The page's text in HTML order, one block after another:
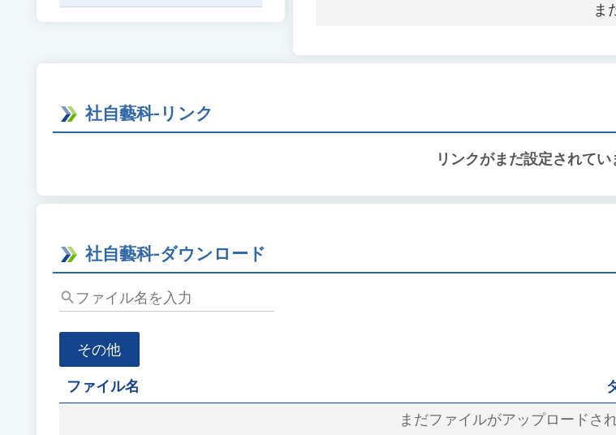
ー
Enter
検
ま
社自藝科-リンク
リンクがまだ設定されてい
社自藝科-ダウンロード
フ
ァ
イ
名
を
その他
ファイル名
まだファイルがアップロードさ